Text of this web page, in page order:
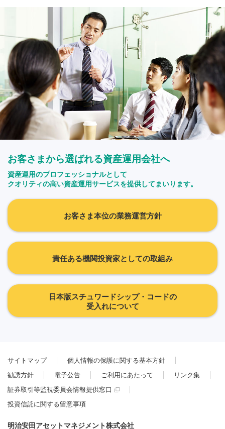
お客さまから選ばれる資産運用会社へ
資産運用のプロフェッショナルとして
クオリティの高い資産運用サービスを提供してまいります。
お客さま本位の業務運営方針
責任ある機関投資家としての取組み
日本版スチュワードシップ・コードの
受入れについて
サイトマップ
個人情報の保護に関する基本方針
勧誘方針
電子公告 ご利用にあたって
リンク集
証券取引等監視委員会情報提供窓口
投資信託に関する留意事項
明治安田アセットマネジメント株式会社